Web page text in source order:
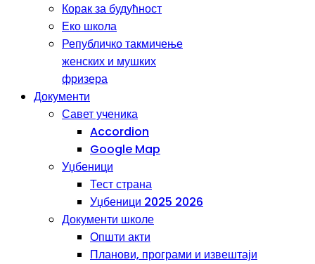
Корак за будућност
Еко школа
Републичко такмичење
женских и мушких
фризера
Документи
Савет ученика
Accordion
Google Map
Уџбеници
Тест страна
Уџбеници 2025 2026
Документи школе
Општи акти
Планови, програми и извештаји